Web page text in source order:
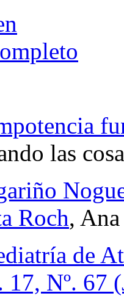
las
Roch,
de
17, Nº. 67